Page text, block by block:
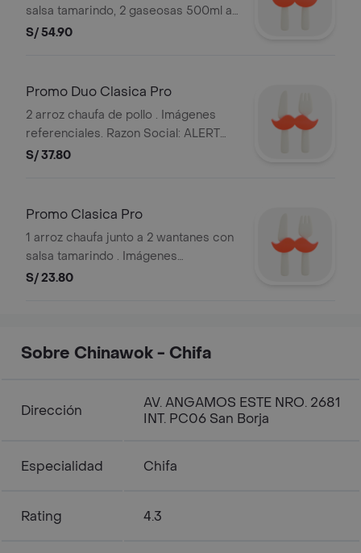
salsa tamarindo, 2 gaseosas 500ml a
elección. stock mínimo de 100
S/ 54.90
Promo Duo Clasica Pro
2 arroz chaufa de pollo . Imágenes
referenciales. Razon Social: ALERT
DEL PERU S.A. y RUC: 20101869947.
S/ 37.80
Promo Clasica Pro
1 arroz chaufa junto a 2 wantanes con
salsa tamarindo . Imágenes
referenciales. Razon Social: ALERT
S/ 23.80
Sobre Chinawok - Chifa
Dirección
AV. ANGAMOS ESTE NRO. 2681
INT. PC06 San Borja
Especialidad Chifa
Rating 4.3